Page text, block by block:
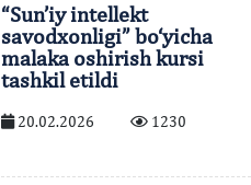
“Sun’iy intellekt
savodxonligi” bo‘yicha
malaka oshirish kursi
tashkil etildi
20.02.2026 1230